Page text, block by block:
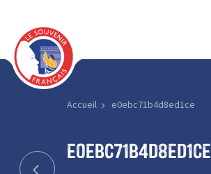
Accueil e0ebc71b4d8ed1ce
e0ebc71b4d8ed1ce